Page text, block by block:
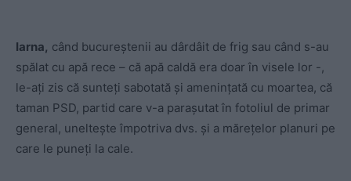
Iarna, când bucureștenii au dârdâit de frig sau când s-au
spălat cu apă rece – că apă caldă era doar în visele lor -,
le-ați zis că sunteți sabotată și amenințată cu moartea, că
taman PSD, partid care v-a parașutat în fotoliul de primar
general, uneltește împotriva dvs. și a mărețelor planuri pe
care le puneți la cale.